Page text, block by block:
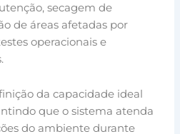
secagem de
de áreas afetadas por
operacionais e
da capacidade ideal
que o sistema atenda
do ambiente durante